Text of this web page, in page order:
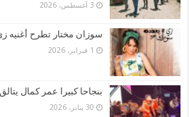
3 أغسطس، 2026
سوزان مختار تطرح أغنيه
1 فبراير، 2026
بنجاحا كبيرا عمر كمال
30 يناير، 2026